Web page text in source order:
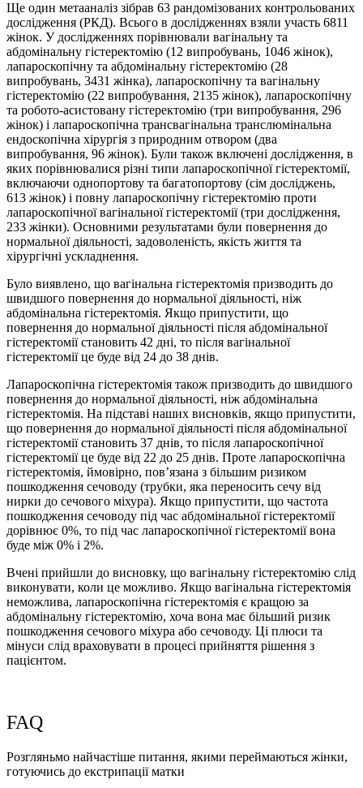
Ще один метааналіз зібрав 63 рандомізованих контрольованих
дослідження (РКД). Всього в дослідженнях взяли участь 6811
жінок. У дослідженнях порівнювали вагінальну та
абдомінальну гістеректомію (12 випробувань, 1046 жінок),
лапароскопічну та абдомінальну гістеректомію (28
випробувань, 3431 жінка), лапароскопічну та вагінальну
гістеректомію (22 випробування, 2135 жінок), лапароскопічну
та робото-асистовану гістеректомію (три випробування, 296
жінок) і лапароскопічна трансвагінальна транслюмінальна
ендоскопічна хірургія з природним отвором (два
випробування, 96 жінок). Були також включені дослідження, в
яких порівнювалися різні типи лапароскопічної гістеректомії,
включаючи однопортову та багатопортову (сім досліджень,
613 жінок) і повну лапароскопічну гістеректомію проти
лапароскопічної вагінальної гістеректомії (три дослідження,
233 жінки). Основними результатами були повернення до
нормальної діяльності, задоволеність, якість життя та
хірургічні ускладнення.
Було виявлено, що вагінальна гістеректомія призводить до
швидшого повернення до нормальної діяльності, ніж
абдомінальна гістеректомія. Якщо припустити, що
повернення до нормальної діяльності після абдомінальної
гістеректомії становить 42 дні, то після вагінальної
гістеректомії це буде від 24 до 38 днів.
Лапароскопічна гістеректомія також призводить до швидшого
повернення до нормальної діяльності, ніж абдомінальна
гістеректомія. На підставі наших висновків, якщо припустити,
що повернення до нормальної діяльності після абдомінальної
гістеректомії становить 37 днів, то після лапароскопічної
гістеректомії це буде від 22 до 25 днів. Проте лапароскопічна
гістеректомія, ймовірно, пов’язана з більшим ризиком
пошкодження сечоводу (трубки, яка переносить сечу від
нирки до сечового міхура). Якщо припустити, що частота
пошкодження сечоводу під час абдомінальної гістеректомії
дорівнює 0%, то під час лапароскопічної гістеректомії вона
буде між 0% і 2%.
Вчені прийшли до висновку, що вагінальну гістеректомію слід
виконувати, коли це можливо. Якщо вагінальна гістеректомія
неможлива, лапароскопічна гістеректомія є кращою за
абдомінальну гістеректомію, хоча вона має більший ризик
пошкодження сечового міхура або сечоводу. Ці плюси та
мінуси слід враховувати в процесі прийняття рішення з
пацієнтом.
FAQ
Розгляньмо найчастіше питання, якими переймаються жінки,
готуючись до екстрипації матки